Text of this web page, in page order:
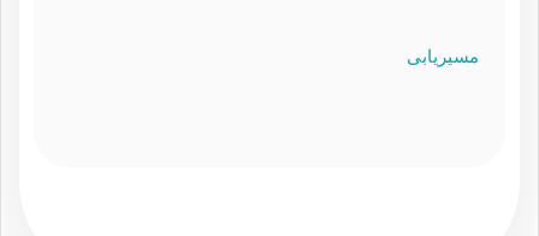
مسیریابی